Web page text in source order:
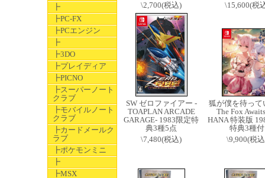
┣
┣PC-FX
┣PCエンジン
┣
┣3DO
┣プレイディア
┣PICNO
┣スーパーノート
クラブ
┣モバイルノート
クラブ
┣カードメールク
ラブ
┣ポケモンミニ
┣
┣MSX
\2,700(税込)
\15,600(税
SW ゼロファイアー -
TOAPLAN ARCADE
GARAGE- 1983限定特
典3種5点
\7,480(税込)
狐が僕を待って
The Fox
HANA 特装版
特典3種付
\9,900(税